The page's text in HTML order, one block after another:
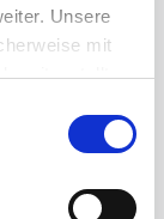
Unsere
mit